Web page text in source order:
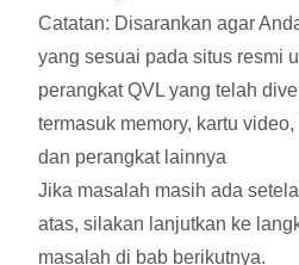
Catatan: Disarankan agar
yang sesuai pada situs resmi
perangkat QVL yang telah
termasuk memory, kartu
dan perangkat lainnya
Jika masalah masih ada
atas, silakan lanjutkan ke
masalah di bab berikutnya.